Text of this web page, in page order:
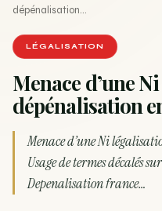
SUGGESTIONS POPULAIRES
Une nouvelle étude
cannabis réduit de 99…
La recette du Space Cake
dépénalisation…
LÉGALISATION
Menace d’une
dépénalisation
Menace d’une Ni
Usage de termes décalés
Depenalisation france…